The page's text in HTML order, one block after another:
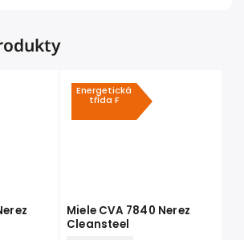
Energetická
třída F
Miele CVA 7840 Nerez
Cleansteel